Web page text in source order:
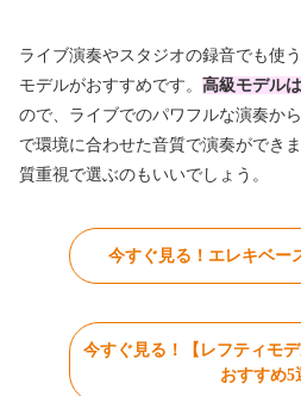
ライブ演奏やスタジオの録音でも使
モデルがおすすめです。 高級モデル
ので、ライブでのパワフルな演奏か
で環境に合わせた音質で演奏ができ
質重視で選ぶのもいいでしょう。
今すぐ見る！エレキベー
今すぐ見る！【レフティモ
おすすめ5